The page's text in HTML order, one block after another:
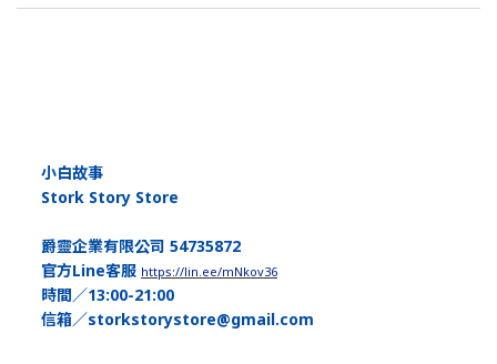
小白故事
Stork Story Store
爵靈企業有限公司 54735872
官方Line客服 https://lin.ee/mNkov36
時間／13:00-21:00
信箱／storkstorystore@gmail.com